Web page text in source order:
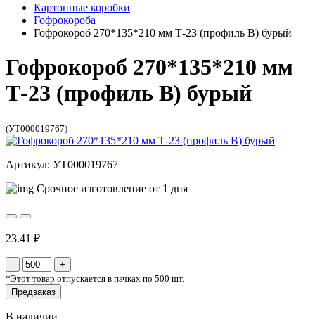
Картонные коробки
Гофрокороба
Гофрокороб 270*135*210 мм Т-23 (профиль B) бурый
Гофрокороб 270*135*210 мм
Т-23 (профиль B) бурый
(УТ000019767)
Артикул: УТ000019767
Срочное изготовление от 1 дня
23.41 ₽
*Этот товар отпускается в пачках по 500 шт.
Предзаказ
В наличии